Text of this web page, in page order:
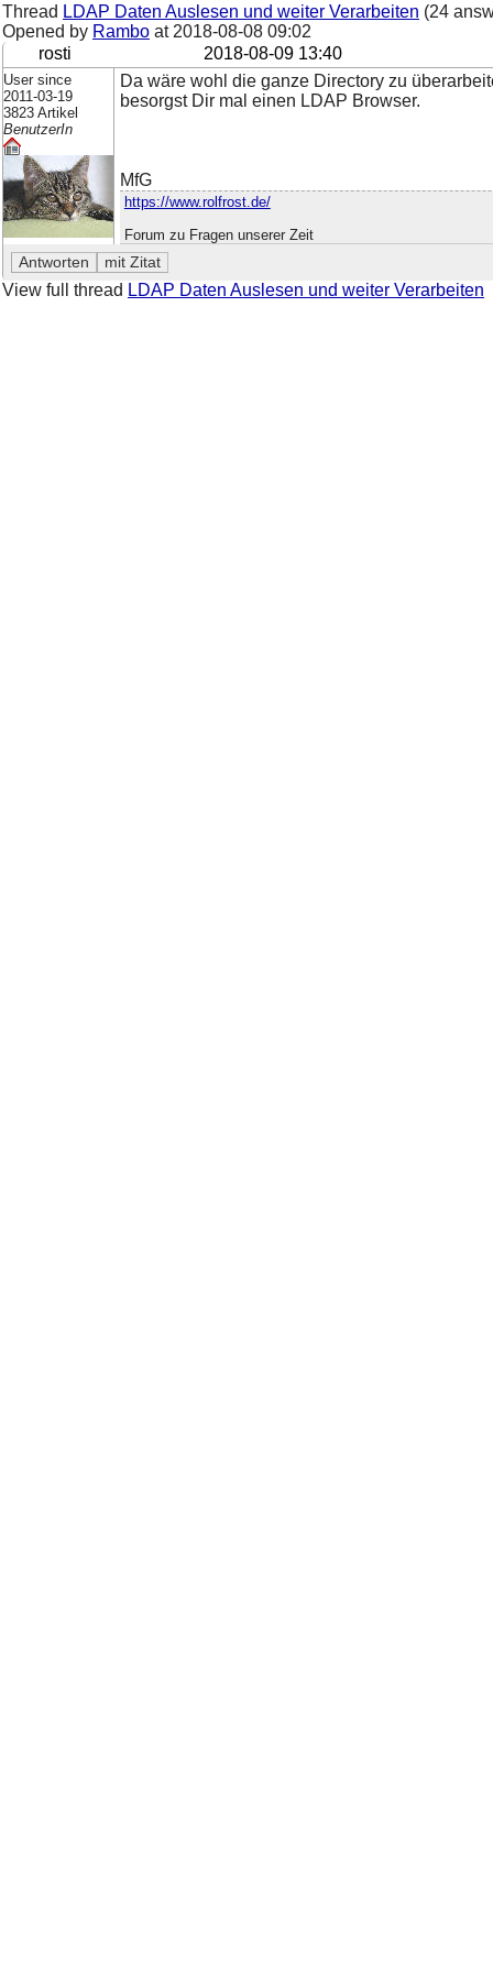
Thread LDAP Daten Auslesen und weiter Verarbeiten (24
Opened by Rambo at 2018-08-08 09:02
rosti
2018-08-09 13:40
User since
2011-03-19
3823 Artikel
BenutzerIn
Da wäre wohl die ganze Directory zu
besorgst Dir mal einen LDAP Browser.
MfG
https://www.rolfrost.de/
Forum zu Fragen unserer Zeit
View full thread LDAP Daten Auslesen und weiter Verarbeiten